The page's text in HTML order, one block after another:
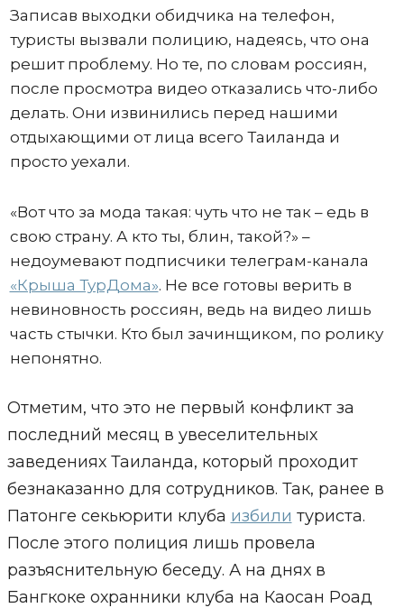
Записав выходки обидчика на телефон,
туристы вызвали полицию, надеясь, что она
решит проблему. Но те, по словам россиян,
после просмотра видео отказались что-либо
делать. Они извинились перед нашими
отдыхающими от лица всего Таиланда и
просто уехали.
«Вот что за мода такая: чуть что не так – едь в
свою страну. А кто ты, блин, такой?» –
недоумевают подписчики телеграм-канала
«Крыша ТурДома». Не все готовы верить в
невиновность россиян, ведь на видео лишь
часть стычки. Кто был зачинщиком, по ролику
непонятно.
Отметим, что это не первый конфликт за
последний месяц в увеселительных
заведениях Таиланда, который проходит
безнаказанно для сотрудников. Так, ранее в
Патонге секьюрити клуба избили туриста.
После этого полиция лишь провела
разъяснительную беседу. А на днях в
Бангкоке охранники клуба на Каосан Роад